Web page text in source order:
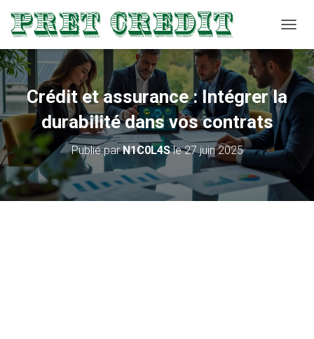
É
P
L
E
R
L
A
N
V
Crédit et assurance : Intégrer la
durabilité dans vos contrats
Publié parN1C0L4Sle27 juin 2025